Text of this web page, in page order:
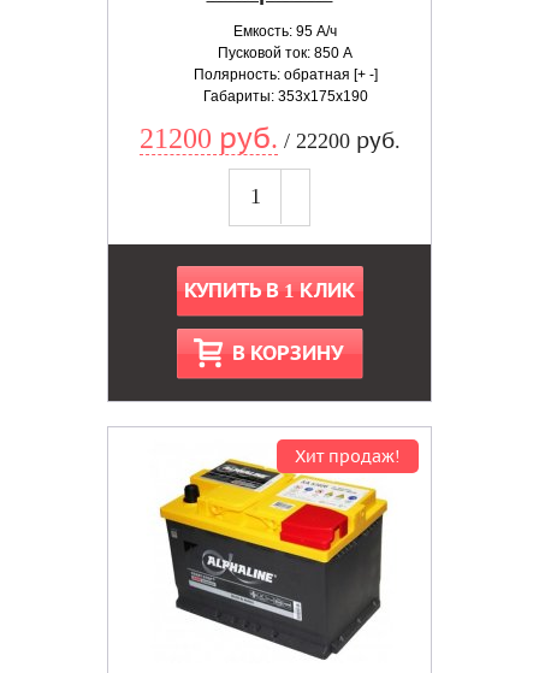
Емкость: 95 А/ч
Пусковой ток: 850 А
Полярность: обратная [+ -]
Габариты: 353x175x190
21200 руб. / 22200 руб.
КУПИТЬ В 1 КЛИК
В КОРЗИНУ
Хит продаж!